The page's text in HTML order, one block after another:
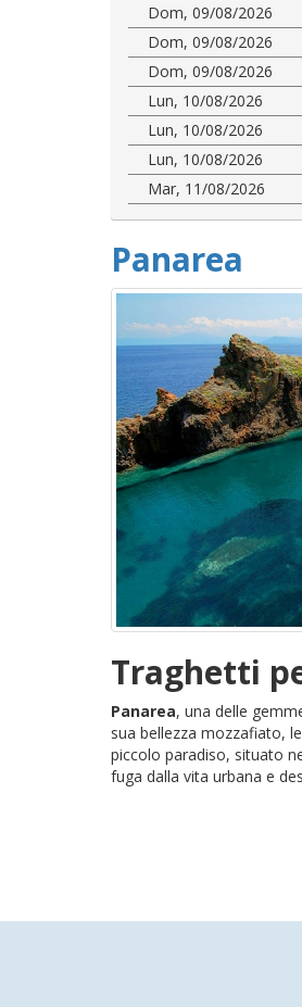
Dom, 09/08/2026
Dom, 09/08/2026
Dom, 09/08/2026
Lun, 10/08/2026
Lun, 10/08/2026
Lun, 10/08/2026
Mar, 11/08/2026
Panarea
Traghetti
Panarea, una delle
sua bellezza mozzafiato,
piccolo paradiso, situato
fuga dalla vita urbana e